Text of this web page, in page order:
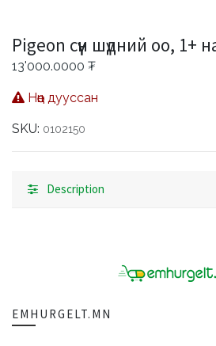
Pigeon сүүн шүдний оо, 1+
13'000.0000 ₮
Нөөц дууссан
SKU: 0102150
Description
EMHURGELT.MN